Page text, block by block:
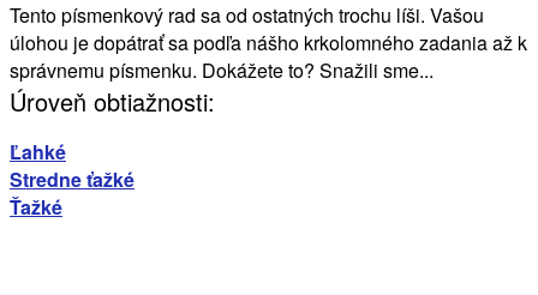
Tento písmenkový rad sa od ostatných trochu líši. Vašou
úlohou je dopátrať sa podľa nášho krkolomného zadania až k
správnemu písmenku. Dokážete to? Snažili sme...
Úroveň obtiažnosti:
Ľahké
Stredne ťažké
Ťažké